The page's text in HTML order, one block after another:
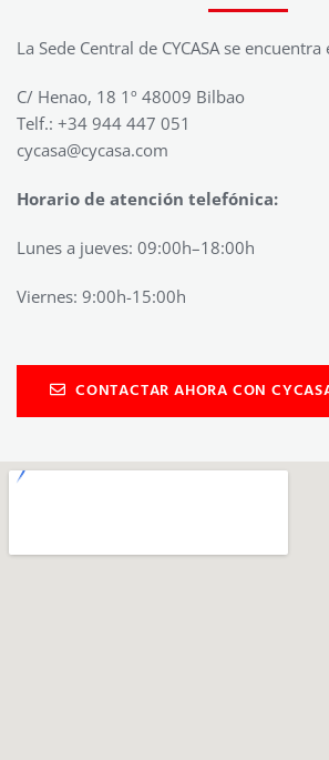
La Sede Central de CYCASA se
C/ Henao, 18 1º 48009 Bilbao
Telf.: +34 944 447 051
cycasa@cycasa.com
Horario de atención telefónica:
Lunes a jueves: 09:00h–18:00h
Viernes: 9:00h-15:00h
CONTACTAR AHORA CON